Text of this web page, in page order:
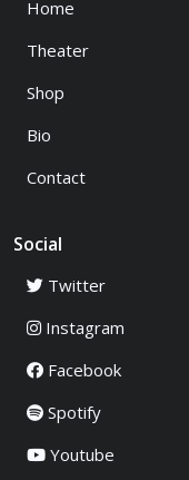
Home
Theater
Shop
Bio
Contact
Social
Twitter
Instagram
Facebook
Spotify
Youtube